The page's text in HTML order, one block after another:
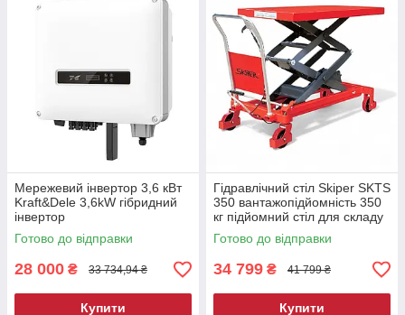
Мережевий інвертор 3,6 кВт
Kraft&Dele 3,6kW гібридний
інвертор
Готово до відправки
28 000 ₴ 33 734,94 ₴
Купити
Гідравлічний стіл Skiper SKTS
350 вантажопідйомність 350
кг підйомний стіл для складу
та СТО
Готово до відправки
34 799 ₴ 41 799 ₴
Купити